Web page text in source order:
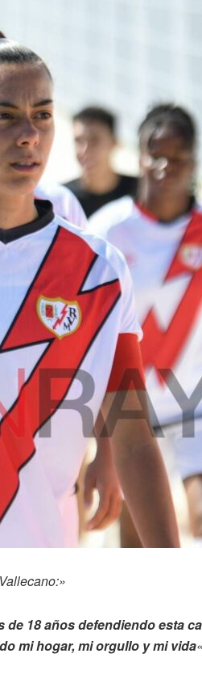
de 18 años defendiendo esta
mi hogar, mi orgullo y mi vida